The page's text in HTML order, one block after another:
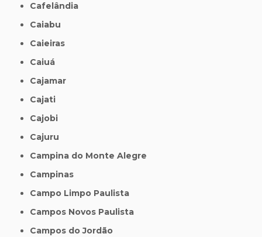
Cafelândia
Caiabu
Caieiras
Caiuá
Cajamar
Cajati
Cajobi
Cajuru
Campina do Monte Alegre
Campinas
Campo Limpo Paulista
Campos Novos Paulista
Campos do Jordão